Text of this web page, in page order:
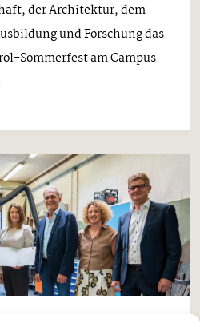
der Architektur, dem
und Forschung das
Sommerfest am Campus